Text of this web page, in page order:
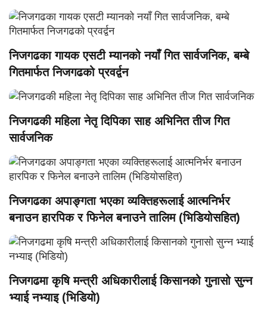
निजगढका गायक एसटी म्यानको नयाँ गित सार्वजनिक, बम्बे
गितमार्फत निजगढको प्रवर्द्वन
निजगढकी महिला नेतृ दिपिका साह अभिनित तीज गित
सार्वजनिक
निजगढका अपाङ्गता भएका व्यक्तिहरूलाई आत्मनिर्भर
बनाउन हारपिक र फिनेल बनाउने तालिम (भिडियोसहित)
निजगढमा कृषि मन्त्री अधिकारीलाई किसानको गुनासो सुन्न
भ्याई नभ्याइ (भिडियो)